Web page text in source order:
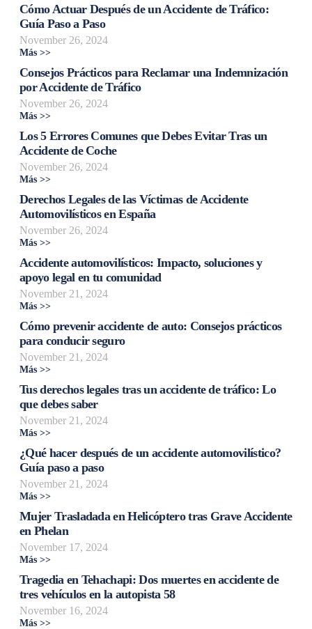
Cómo Actuar Después de un Accidente de Tráfico:
Guía Paso a Paso
November 26, 2024
Más >>
Consejos Prácticos para Reclamar una Indemnización
por Accidente de Tráfico
November 26, 2024
Más >>
Los 5 Errores Comunes que Debes Evitar Tras un
Accidente de Coche
November 26, 2024
Más >>
Derechos Legales de las Víctimas de Accidente
Automovilísticos en España
November 26, 2024
Más >>
Accidente automovilísticos: Impacto, soluciones y
apoyo legal en tu comunidad
November 21, 2024
Más >>
Cómo prevenir accidente de auto: Consejos prácticos
para conducir seguro
November 21, 2024
Más >>
Tus derechos legales tras un accidente de tráfico: Lo
que debes saber
November 21, 2024
Más >>
¿Qué hacer después de un accidente automovilístico?
Guía paso a paso
November 21, 2024
Más >>
Mujer Trasladada en Helicóptero tras Grave Accidente
en Phelan
November 17, 2024
Más >>
Tragedia en Tehachapi: Dos muertes en accidente de
tres vehículos en la autopista 58
November 16, 2024
Más >>